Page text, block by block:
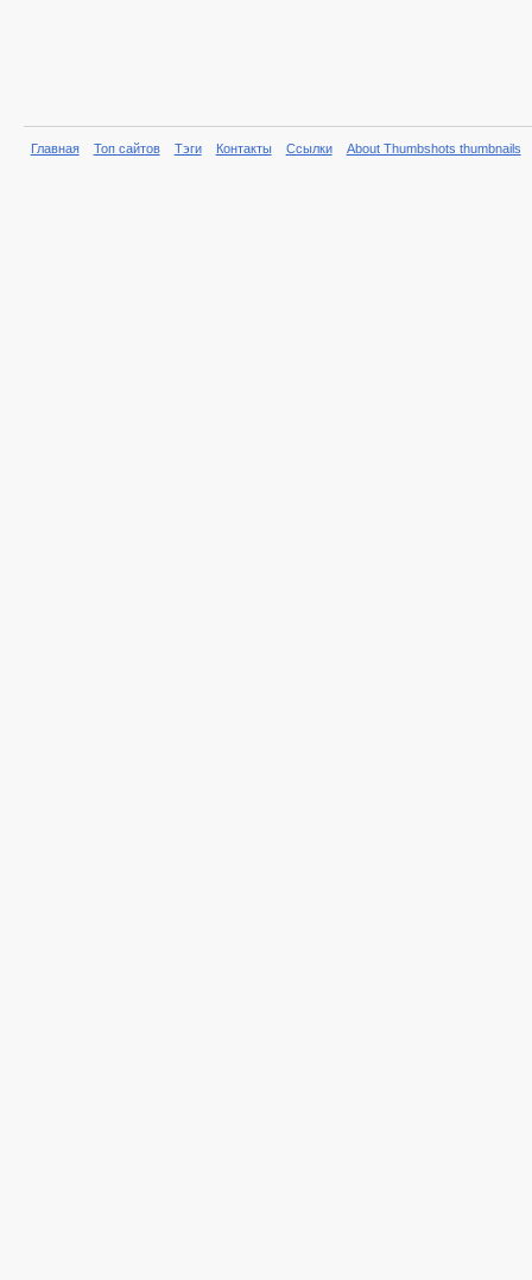
Главная Топ сайтов Тэги Контакты Ссылки About Thumbshots thumbnails